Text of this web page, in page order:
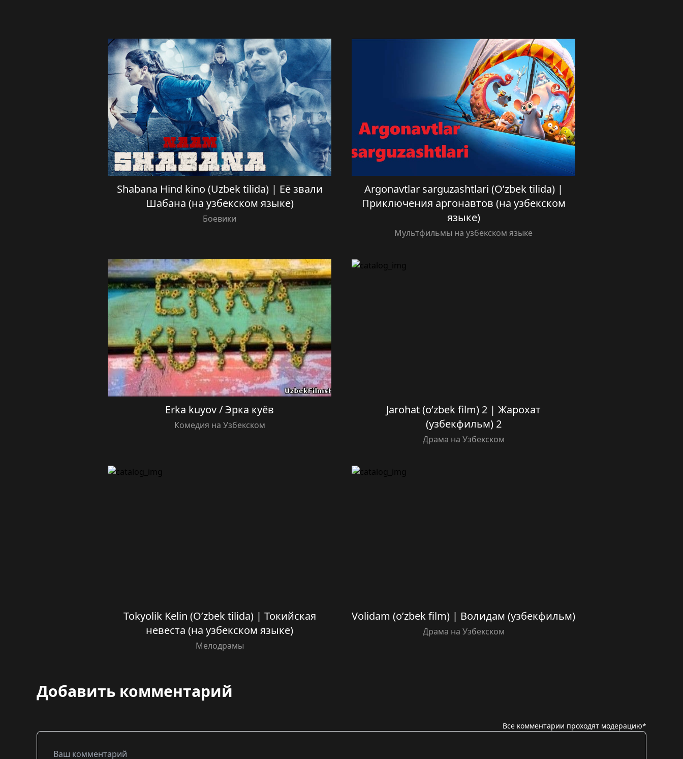
Shabana Hind kino (Uzbek tilida) | Её звали
Шабана (на узбекском языке)
Боевики
Argonavtlar sarguzashtlari (O’zbek tilida) |
Приключения аргонавтов (на узбекском
языке)
Мультфильмы на узбекском языке
Erka kuyov / Эрка куёв
Комедия на Узбекском
Jarohat (o’zbek film) 2 | Жарохат
(узбекфильм) 2
Драма на Узбекском
Tokyolik Kelin (O’zbek tilida) | Токийская
невеста (на узбекском языке)
Мелодрамы
Volidam (o’zbek film) | Волидам (узбекфильм)
Драма на Узбекском
Добавить комментарий
Все комментарии проходят модерацию*